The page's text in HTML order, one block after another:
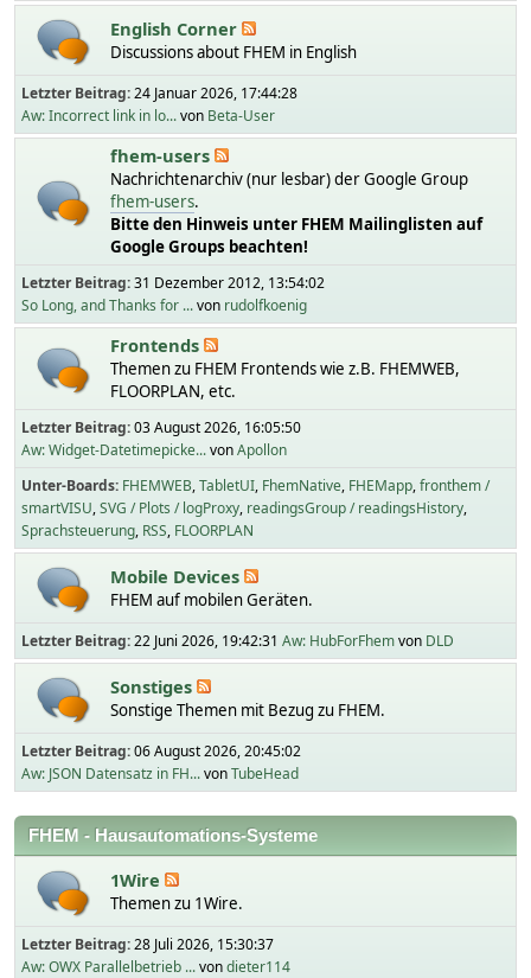
English Corner
Discussions about FHEM in English
Letzter Beitrag:24 Januar 2026, 17:44:28
Aw: Incorrect link in lo...von Beta-User
fhem-users
Nachrichtenarchiv (nur lesbar) der Google Group
fhem-users.
Bitte den Hinweis unter FHEM Mailinglisten auf
Google Groups beachten!
Letzter Beitrag:31 Dezember 2012, 13:54:02
So Long, and Thanks for ...von rudolfkoenig
Frontends
Themen zu FHEM Frontends wie z.B. FHEMWEB,
FLOORPLAN, etc.
Letzter Beitrag:03 August 2026, 16:05:50
Aw: Widget-Datetimepicke...vonApollon
Unter-Boards FHEMWEB TabletUI FhemNative FHEMapp fronthem /
smartVISU SVG / Plots / logProxy readingsGroup / readingsHistory
Sprachsteuerung RSS FLOORPLAN
Mobile Devices
FHEM auf mobilen Geräten.
Letzter Beitrag:22 Juni 2026, 19:42:31 Aw: HubForFhemvon DLD
Sonstiges
Sonstige Themen mit Bezug zu FHEM.
Letzter Beitrag:06 August 2026, 20:45:02
Aw: JSON Datensatz in FH...vonTubeHead
FHEM - Hausautomations-Systeme
1Wire
Themen zu 1Wire.
Letzter Beitrag:28 Juli 2026, 15:30:37
Aw: OWX Parallelbetrieb ...vondieter114